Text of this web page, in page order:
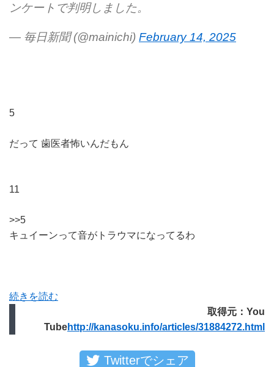
ンケートで判明しました。
— 毎日新聞 (@mainichi) February 14, 2025
5
だって 歯医者怖いんだもん
11
>>5
キュイーンって音がトラウマになってるわ
続きを読む
取得元：You
Tubehttp://kanasoku.info/articles/31884272.html
Twitterでシェア